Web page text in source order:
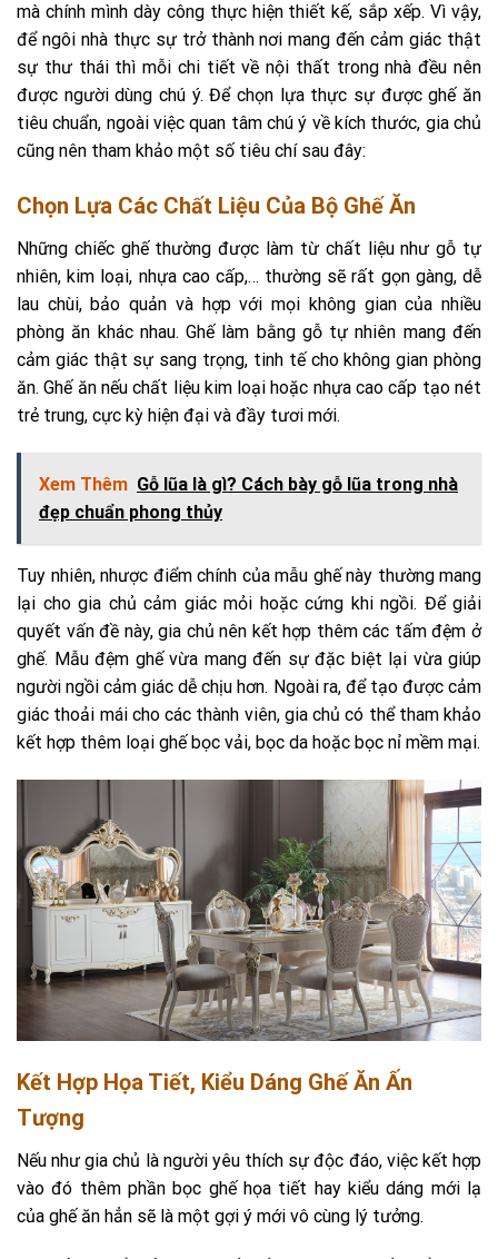
mà chính mình dày công thực hiện thiết kế, sắp xếp. Vì vậy,
để ngôi nhà thực sự trở thành nơi mang đến cảm giác thật
sự thư thái thì mỗi chi tiết về nội thất trong nhà đều nên
được người dùng chú ý. Để chọn lựa thực sự được ghế ăn
tiêu chuẩn, ngoài việc quan tâm chú ý về kích thước, gia chủ
cũng nên tham khảo một số tiêu chí sau đây:
Chọn Lựa Các Chất Liệu Của Bộ Ghế Ăn
Những chiếc ghế thường được làm từ chất liệu như gỗ tự
nhiên, kim loại, nhựa cao cấp,… thường sẽ rất gọn gàng, dễ
lau chùi, bảo quản và hợp với mọi không gian của nhiều
phòng ăn khác nhau. Ghế làm bằng gỗ tự nhiên mang đến
cảm giác thật sự sang trọng, tinh tế cho không gian phòng
ăn. Ghế ăn nếu chất liệu kim loại hoặc nhựa cao cấp tạo nét
trẻ trung, cực kỳ hiện đại và đầy tươi mới.
Xem Thêm Gỗ lũa là gì? Cách bày gỗ lũa trong nhà
đẹp chuẩn phong thủy
Tuy nhiên, nhược điểm chính của mẫu ghế này thường mang
lại cho gia chủ cảm giác mỏi hoặc cứng khi ngồi. Để giải
quyết vấn đề này, gia chủ nên kết hợp thêm các tấm đệm ở
ghế. Mẫu đệm ghế vừa mang đến sự đặc biệt lại vừa giúp
người ngồi cảm giác dễ chịu hơn. Ngoài ra, để tạo được cảm
giác thoải mái cho các thành viên, gia chủ có thể tham khảo
kết hợp thêm loại ghế bọc vải, bọc da hoặc bọc nỉ mềm mại.
Kết Hợp Họa Tiết, Kiểu Dáng Ghế Ăn Ấn
Tượng
Nếu như gia chủ là người yêu thích sự độc đáo, việc kết hợp
vào đó thêm phần bọc ghế họa tiết hay kiểu dáng mới lạ
của ghế ăn hẳn sẽ là một gợi ý mới vô cùng lý tưởng.